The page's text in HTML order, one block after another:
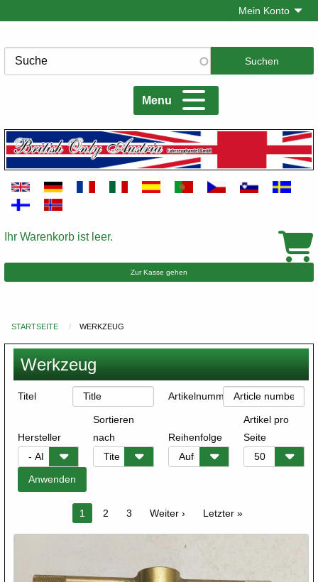
zum
Mein Konto
Suche
Menu
Warenkorb
Ihr Warenkorb ist leer.
Zur Kasse gehen
Du
bist
hier
STARTSEITE WERKZEUG
Werkzeug
Titel Artikelnummer
Hersteller
Sortieren
nach
Reihenfolge
Artikel pro
Seite
Seitennummerierung
Aktuelle
1 Seite
2 Seite
3
Nächste
Weiter ›
Letzte
Letzter »